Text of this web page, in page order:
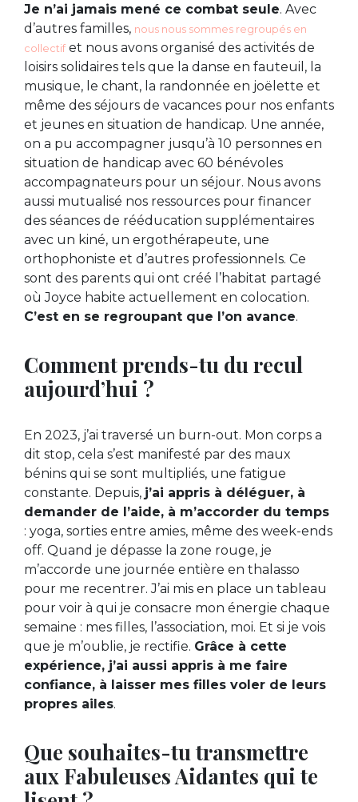
Je n’ai jamais mené ce combat seule. Avec
d’autres familles, nous nous sommes regroupés en
collectifet nous avons organisé des activités de
loisirs solidaires tels que la danse en fauteuil, la
musique, le chant, la randonnée en joëlette et
même des séjours de vacances pour nos enfants
et jeunes en situation de handicap. Une année,
on a pu accompagner jusqu’à 10 personnes en
situation de handicap avec 60 bénévoles
accompagnateurs pour un séjour. Nous avons
aussi mutualisé nos ressources pour financer
des séances de rééducation supplémentaires
avec un kiné, un ergothérapeute, une
orthophoniste et d’autres professionnels. Ce
sont des parents qui ont créé l’habitat partagé
où Joyce habite actuellement en colocation.
C’est en se regroupant que l’on avance.
Comment prends-tu du recul
aujourd’hui ?
En 2023, j’ai traversé un burn-out. Mon corps a
dit stop, cela s’est manifesté par des maux
bénins qui se sont multipliés, une fatigue
constante. Depuis, j’ai appris à déléguer, à
demander de l’aide, à m’accorder du temps
: yoga, sorties entre amies, même des week-ends
off. Quand je dépasse la zone rouge, je
m’accorde une journée entière en thalasso
pour me recentrer. J’ai mis en place un tableau
pour voir à qui je consacre mon énergie chaque
semaine : mes filles, l’association, moi. Et si je vois
que je m’oublie, je rectifie. Grâce à cette
expérience, j’ai aussi appris à me faire
confiance, à laisser mes filles voler de leurs
propres ailes.
Que souhaites-tu transmettre
aux Fabuleuses Aidantes qui te